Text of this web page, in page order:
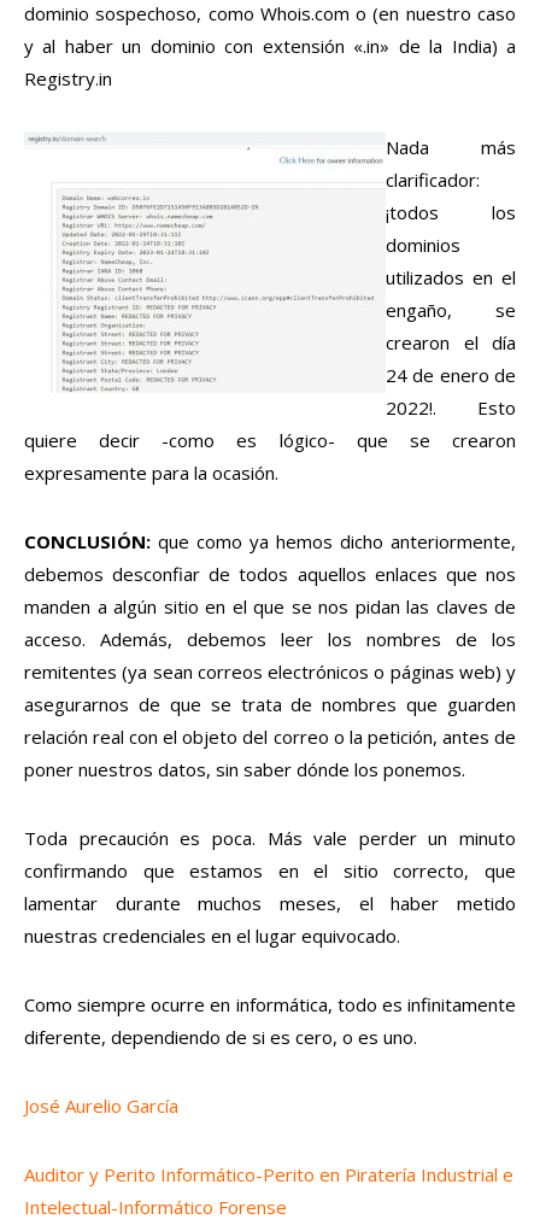
dominio sospechoso, como Whois.com o (en nuestro caso
y al haber un dominio con extensión «.in» de la India) a
Registry.in
Nada más
clarificador:
¡todos los
dominios
utilizados en el
engaño, se
crearon el día
24 de enero de
2022!. Esto
quiere decir -como es lógico- que se crearon
expresamente para la ocasión.
CONCLUSIÓN: que como ya hemos dicho anteriormente,
debemos desconfiar de todos aquellos enlaces que nos
manden a algún sitio en el que se nos pidan las claves de
acceso. Además, debemos leer los nombres de los
remitentes (ya sean correos electrónicos o páginas web) y
asegurarnos de que se trata de nombres que guarden
relación real con el objeto del correo o la petición, antes de
poner nuestros datos, sin saber dónde los ponemos.
Toda precaución es poca. Más vale perder un minuto
confirmando que estamos en el sitio correcto, que
lamentar durante muchos meses, el haber metido
nuestras credenciales en el lugar equivocado.
Como siempre ocurre en informática, todo es infinitamente
diferente, dependiendo de si es cero, o es uno.
José Aurelio García
Auditor y Perito Informático-Perito en Piratería Industrial e
Intelectual-Informático Forense